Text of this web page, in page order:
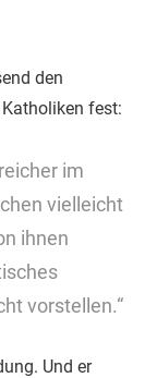
den
fest:
im
vielleicht
ihnen
vorstellen.“
Und er